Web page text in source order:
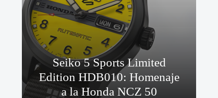
Seiko 5 Sports Limited
Edition HDB010: Homenaje
a la Honda NCZ 50